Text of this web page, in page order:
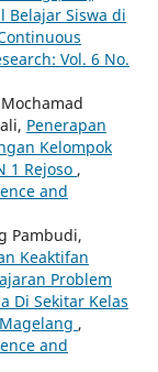
Belajar Siswa di
Vol. 6 No.
Penerapan
Kelompok
1 Rejoso ,
and
Pambudi,
Keaktifan
Problem
Di Sekitar Kelas
,
and